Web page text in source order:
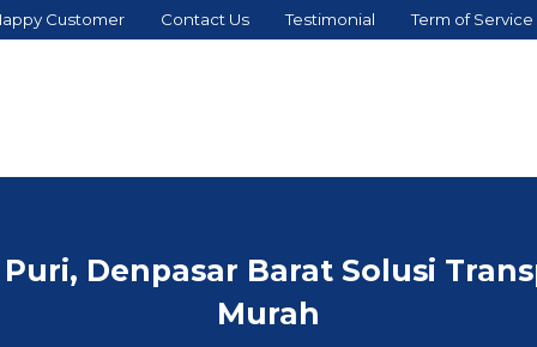
Customer Contact Us Testimonial Term of Service
Denpasar Barat Solusi
Murah